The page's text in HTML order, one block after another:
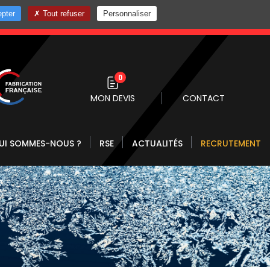
10
0
MON DEVIS CONTACT
SOMMES-NOUS ? RSE ACTUALITÉS RECRUTEMENT
Tout refuser Personnaliser